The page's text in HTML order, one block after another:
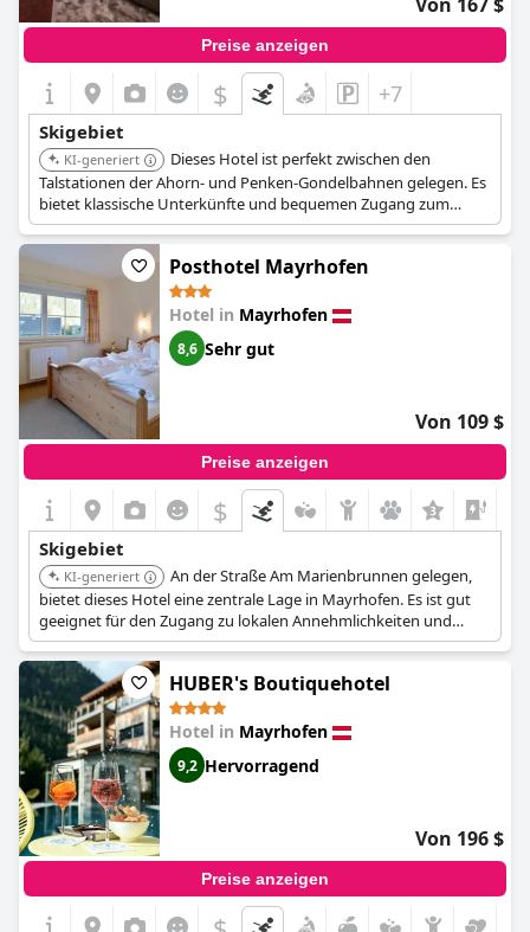
Preise anzeigen
$ +7
Skigebiet
KI-generiert
Dieses Hotel ist perfekt zwischen den
Talstationen der Ahorn- und Penken-Gondelbahnen gelegen. Es
bietet klassische Unterkünfte und bequemen Zugang zum
besten Après-Ski-Lokal der Stadt.
Posthotel Mayrhofen
Hotel in Mayrhofen
8,6 Sehr gut
Von 109 $
Preise anzeigen
$
Skigebiet
KI-generiert
An der Straße Am Marienbrunnen gelegen,
bietet dieses Hotel eine zentrale Lage in Mayrhofen. Es ist gut
geeignet für den Zugang zu lokalen Annehmlichkeiten und
Verkehrsanbindungen zu den Skigebieten.
HUBER's Boutiquehotel
Hotel in Mayrhofen
9,2 Hervorragend
Von 196 $
Preise anzeigen